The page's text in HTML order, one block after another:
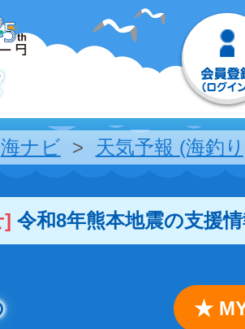
海ナビ 天気予報 (海釣
] 令和8年熊本地震の支援
★